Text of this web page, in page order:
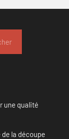
une qualité
la découpe